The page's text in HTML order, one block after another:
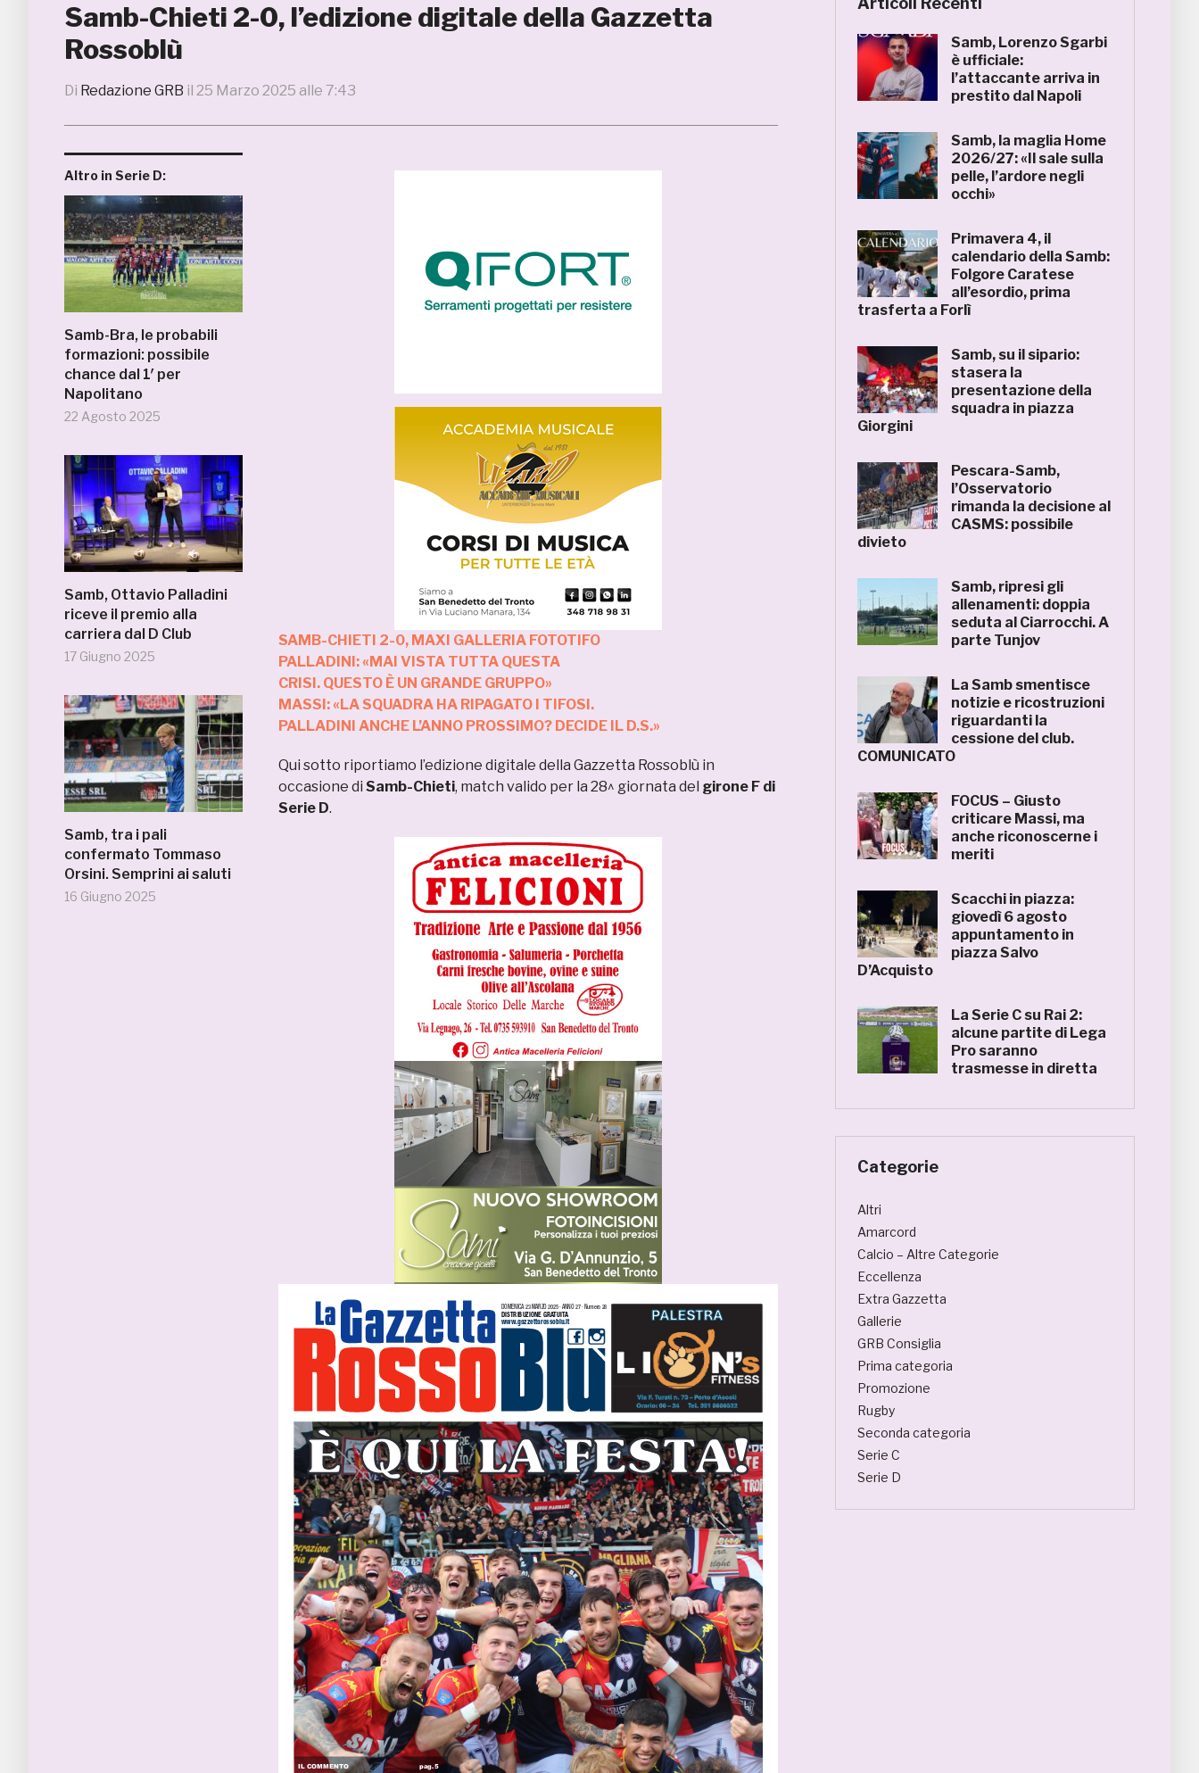
Samb-Chieti 2-0, l’edizione digitale della Gazzetta
Rossoblù
Di Redazione GRB il 25 Marzo 2025 alle 7:43
Altro in Serie D:
Samb-Bra, le probabili
formazioni: possibile
chance dal 1′ per
Napolitano
22 Agosto 2025
Samb, Ottavio Palladini
riceve il premio alla
carriera dal D Club
17 Giugno 2025
Samb, tra i pali
confermato Tommaso
Orsini. Semprini ai saluti
16 Giugno 2025
SAMB-CHIETI 2-0, MAXI GALLERIA FOTOTIFO
PALLADINI: «MAI VISTA TUTTA QUESTA
CRISI. QUESTO È UN GRANDE GRUPPO»
MASSI: «LA SQUADRA HA RIPAGATO I TIFOSI.
PALLADINI ANCHE L’ANNO PROSSIMO? DECIDE IL D.S.»
Qui sotto riportiamo l’edizione digitale della Gazzetta Rossoblù in
occasione di Samb-Chieti, match valido per la 28^ giornata del girone F di
Serie D.
Samb, Lorenzo Sgarbi
è ufficiale:
l’attaccante arriva in
prestito dal Napoli
Samb, la maglia Home
2026/27: «Il sale sulla
pelle, l’ardore negli
occhi»
Primavera 4, il
calendario della Samb:
Folgore Caratese
all’esordio, prima
trasferta a Forlì
Samb, su il sipario:
stasera la
presentazione della
squadra in piazza
Giorgini
Pescara-Samb,
l’Osservatorio
rimanda la decisione al
CASMS: possibile
divieto
Samb, ripresi gli
allenamenti: doppia
seduta al Ciarrocchi. A
parte Tunjov
La Samb smentisce
notizie e ricostruzioni
riguardanti la
cessione del club.
COMUNICATO
FOCUS – Giusto
criticare Massi, ma
anche riconoscerne i
meriti
Scacchi in piazza:
giovedì 6 agosto
appuntamento in
piazza Salvo
D’Acquisto
La Serie C su Rai 2:
alcune partite di Lega
Pro saranno
trasmesse in diretta
Categorie
Altri
Amarcord
Calcio – Altre Categorie
Eccellenza
Extra Gazzetta
Gallerie
GRB Consiglia
Prima categoria
Promozione
Rugby
Seconda categoria
Serie C
Serie D